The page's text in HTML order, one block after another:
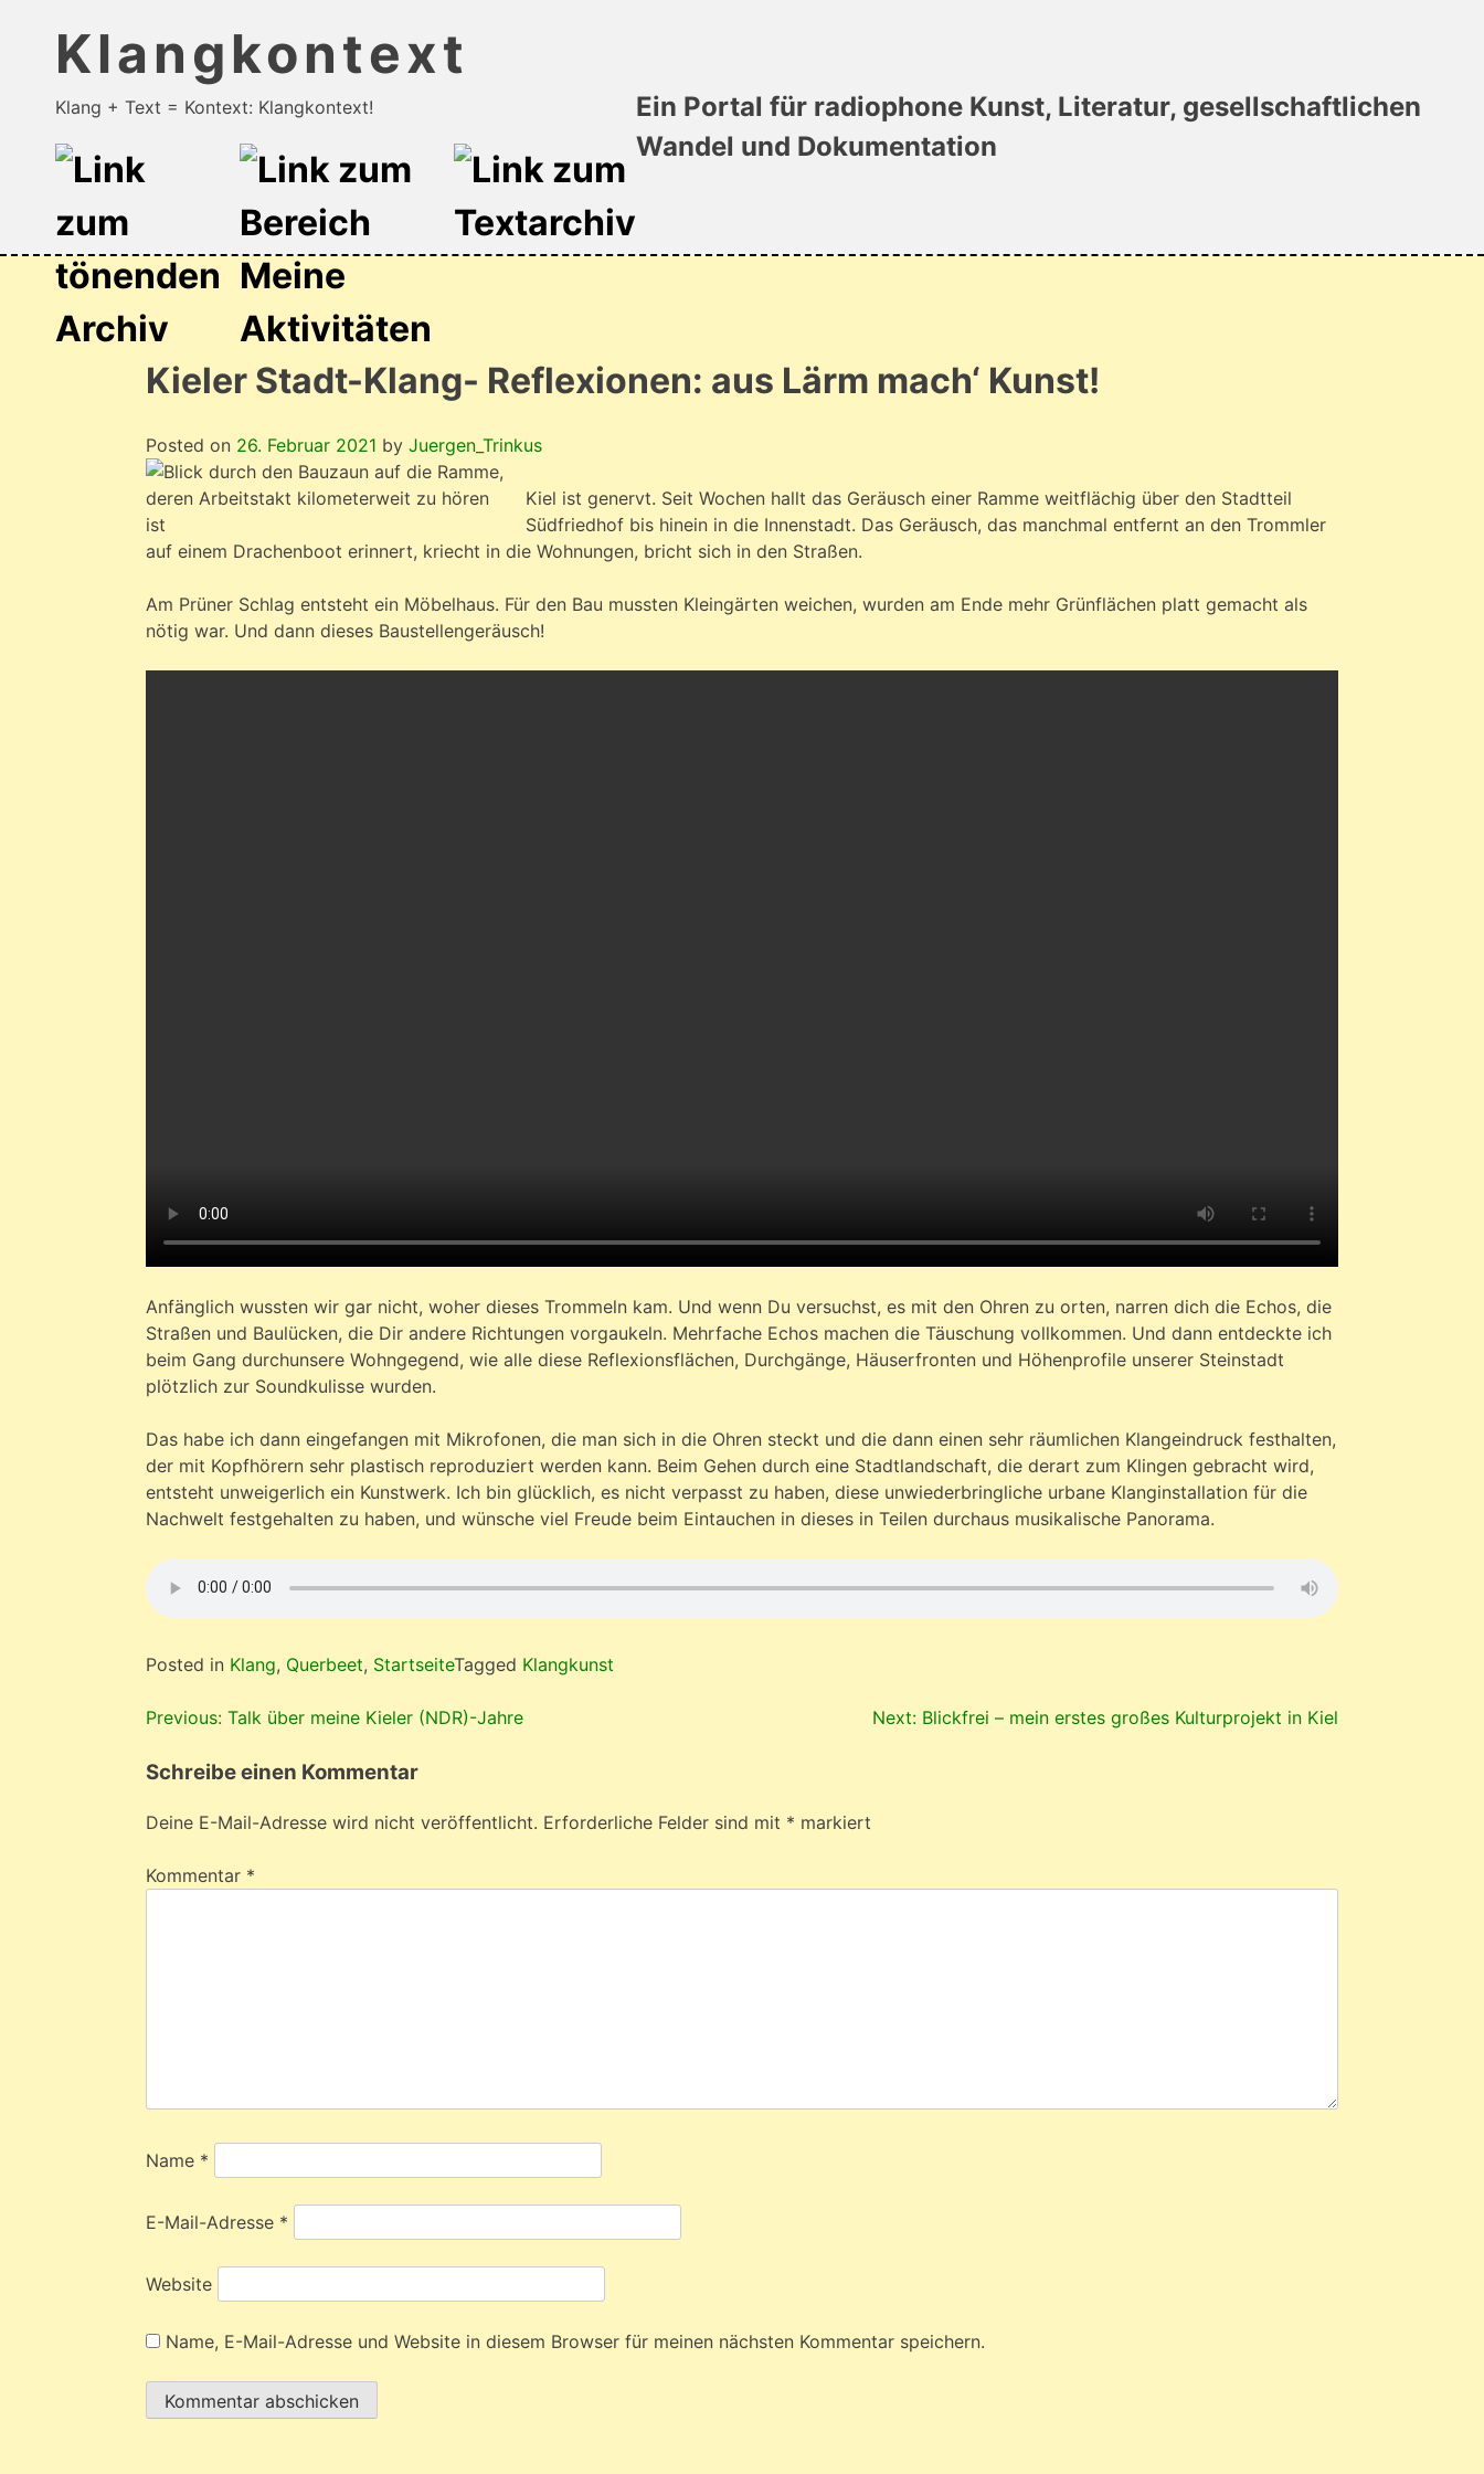
content
Klangkontext
Klang + Text = Kontext: Klangkontext!
Ein Portal für radiophone Kunst, Literatur, gesellschaftlichen
Wandel und Dokumentation
Kieler Stadt-Klang- Reflexionen: aus Lärm mach‘ Kunst!
Posted on 26. Februar 2021 by Juergen_Trinkus
Kiel ist genervt. Seit Wochen hallt das Geräusch einer Ramme weitflächig über den Stadtteil
Südfriedhof bis hinein in die Innenstadt. Das Geräusch, das manchmal entfernt an den Trommler
auf einem Drachenboot erinnert, kriecht in die Wohnungen, bricht sich in den Straßen.
Am Prüner Schlag entsteht ein Möbelhaus. Für den Bau mussten Kleingärten weichen, wurden am Ende mehr Grünflächen platt gemacht als
nötig war. Und dann dieses Baustellengeräusch!
Anfänglich wussten wir gar nicht, woher dieses Trommeln kam. Und wenn Du versuchst, es mit den Ohren zu orten, narren dich die Echos, die
Straßen und Baulücken, die Dir andere Richtungen vorgaukeln. Mehrfache Echos machen die Täuschung vollkommen. Und dann entdeckte ich
beim Gang durchunsere Wohngegend, wie alle diese Reflexionsflächen, Durchgänge, Häuserfronten und Höhenprofile unserer Steinstadt
plötzlich zur Soundkulisse wurden.
Das habe ich dann eingefangen mit Mikrofonen, die man sich in die Ohren steckt und die dann einen sehr räumlichen Klangeindruck festhalten,
der mit Kopfhörern sehr plastisch reproduziert werden kann. Beim Gehen durch eine Stadtlandschaft, die derart zum Klingen gebracht wird,
entsteht unweigerlich ein Kunstwerk. Ich bin glücklich, es nicht verpasst zu haben, diese unwiederbringliche urbane Klanginstallation für die
Nachwelt festgehalten zu haben, und wünsche viel Freude beim Eintauchen in dieses in Teilen durchaus musikalische Panorama.
Posted in Klang, Querbeet, StartseiteTagged Klangkunst
Beitragsnavigation
Previous: Talk über meine Kieler (NDR)-Jahre Next: Blickfrei – mein erstes großes Kulturprojekt in Kiel
Schreibe einen Kommentar
Deine E-Mail-Adresse wird nicht veröffentlicht. Erforderliche Felder sind mit * markiert
Kommentar *
Name *
E-Mail-Adresse *
Website
Name, E-Mail-Adresse und Website in diesem Browser für meinen nächsten Kommentar speichern.